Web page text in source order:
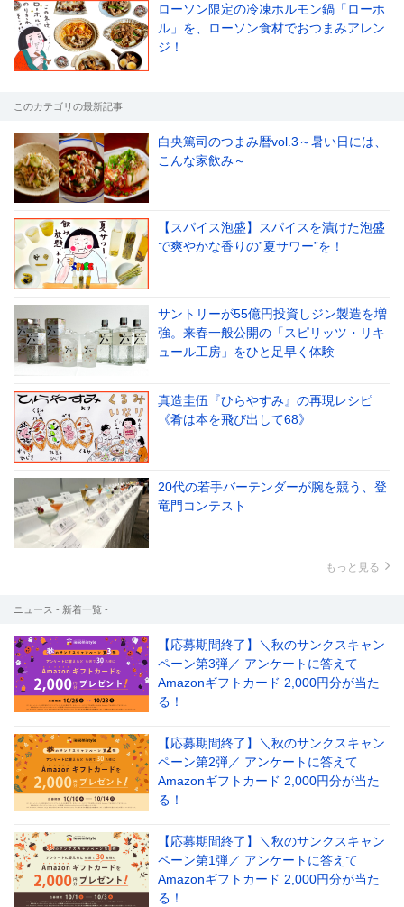
ローソン限定の冷凍ホルモン鍋「ローホ
ル」を、ローソン食材でおつまみアレン
ジ！
このカテゴリの最新記事
白央篤司のつまみ暦vol.3～暑い日には、
こんな家飲み～
【スパイス泡盛】スパイスを漬けた泡盛
で爽やかな香りの‟夏サワー”を！
サントリーが55億円投資しジン製造を増
強。来春一般公開の「スピリッツ・リキ
ュール工房」をひと足早く体験
真造圭伍『ひらやすみ』の再現レシピ
《肴は本を飛び出して68》
20代の若手バーテンダーが腕を競う、登
竜門コンテスト
もっと見る
ニュース - 新着一覧 -
【応募期間終了】＼秋のサンクスキャン
ペーン第3弾／ アンケートに答えて
Amazonギフトカード 2,000円分が当た
る！
【応募期間終了】＼秋のサンクスキャン
ペーン第2弾／ アンケートに答えて
Amazonギフトカード 2,000円分が当た
る！
【応募期間終了】＼秋のサンクスキャン
ペーン第1弾／ アンケートに答えて
Amazonギフトカード 2,000円分が当た
る！